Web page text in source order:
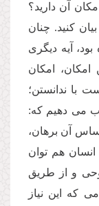
آن دارید؟
كنید. چنان
بود، آیه دیگرى
امكان
با ندانستن؛
مى دهیم كه:
آن برهان،
هم توان
وحى و از طریق
كه این نیاز